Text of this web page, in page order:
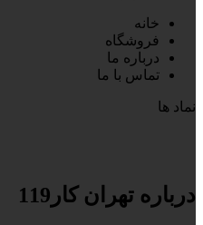
خانه
فروشگاه
درباره ما
تماس با ما
نماد ها
درباره تهران کار119